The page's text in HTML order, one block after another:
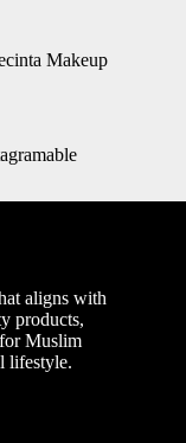
Makeup
aligns with
products,
Muslim
lifestyle.